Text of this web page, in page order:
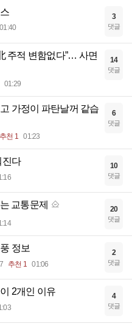
01:40
3
댓글
주적 변함없다”… 사면
01:29
14
댓글
가정이 파탄날꺼 같습
추천 1 01:23
6
댓글
진다 10
댓글
교통문제 20
댓글
정보
추천 1 01:06
2
댓글
2개인 이유 4
댓글